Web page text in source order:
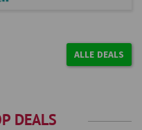
ALLE DEALS
DEALS